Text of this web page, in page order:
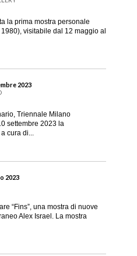
la prima mostra personale
visitabile dal 12 maggio al
2023
Triennale Milano
settembre 2023 la
cura di...
2023
“Fins”, una mostra di nuove
Alex Israel. La mostra